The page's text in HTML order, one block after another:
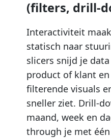
(filters, drill-
Interactiviteit
statisch naar
slicers snijd je
product of klant
filterende visuals
sneller ziet. Drill-
maand, week en
through je met